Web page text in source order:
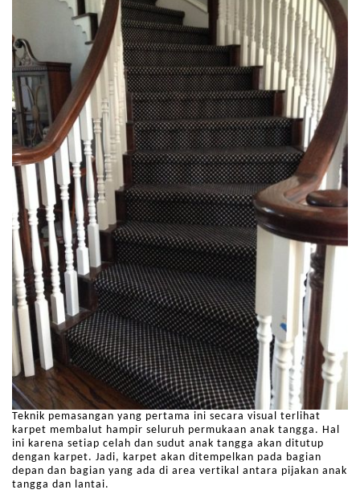
Teknik pemasangan yang pertama ini secara visual terlihat
karpet membalut hampir seluruh permukaan anak tangga. Hal
ini karena setiap celah dan sudut anak tangga akan ditutup
dengan karpet. Jadi, karpet akan ditempelkan pada bagian
depan dan bagian yang ada di area vertikal antara pijakan anak
tangga dan lantai.